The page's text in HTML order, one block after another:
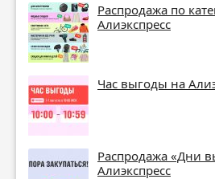
Распродажа по
Алиэкспресс
Час выгоды на
Распродажа «Дни
Алиэкспресс